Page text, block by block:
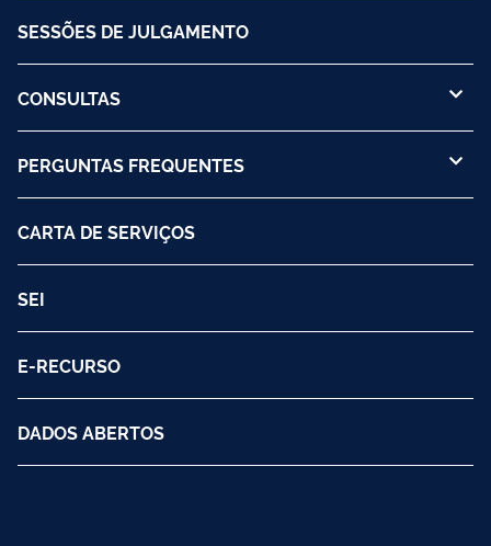
SESSÕES DE JULGAMENTO
CONSULTAS
PERGUNTAS FREQUENTES
CARTA DE SERVIÇOS
SEI
E-RECURSO
DADOS ABERTOS